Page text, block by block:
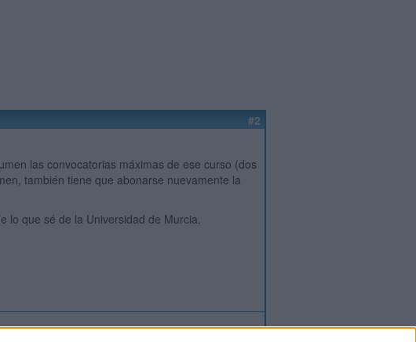
#2
las convocatorias máximas de ese curso (dos
también tiene que abonarse nuevamente la
lo que sé de la Universidad de Murcia.
Inicia sesiónoregístratepara enviar comentarios